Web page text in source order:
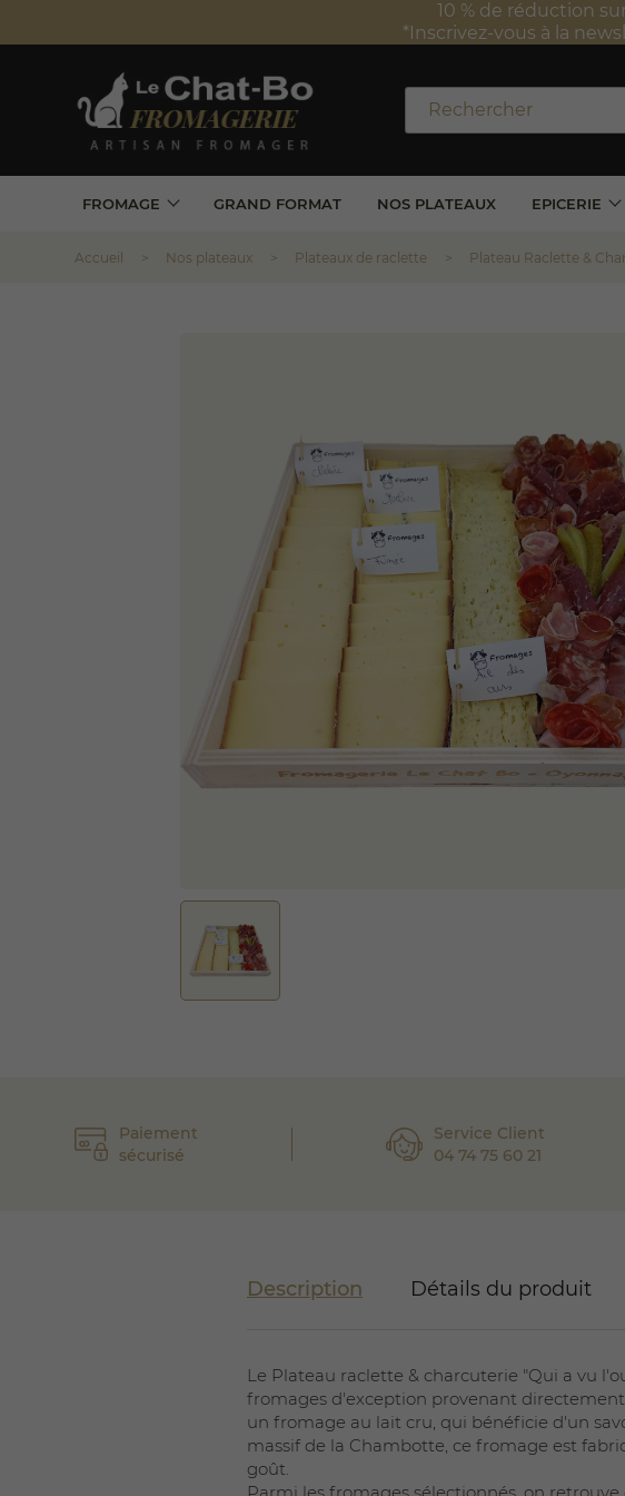
Frais de port offerts à
*Valable uniquement
FROMAGE GRAND FORMAT NOS PLATEAUX EPICERIE
Accueil Nos plateaux Plateaux de raclette Plateau Raclette &
Paiement
sécurisé
Service Client
04 74 75 60 21
Description Détails du produit
Le Plateau raclette & charcuterie "Qui a vu
fromages d'exception provenant
un fromage au lait cru, qui bénéficie d'un
massif de la Chambotte, ce fromage est
goût.